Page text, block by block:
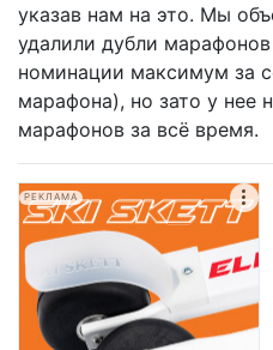
указав нам на это. Мы
удалили дубли
номинации максимум за
марафона), но зато у нее
марафонов за всё время.
РЕКЛАМА